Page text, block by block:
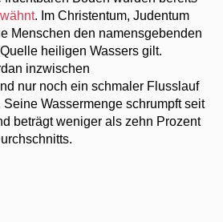
. Im Christentum, Judentum
Menschen den namensgebenden
heiligen Wassers gilt.
inzwischen
nur noch ein schmaler Flusslauf
Wassermenge schrumpft seit
beträgt weniger als zehn Prozent